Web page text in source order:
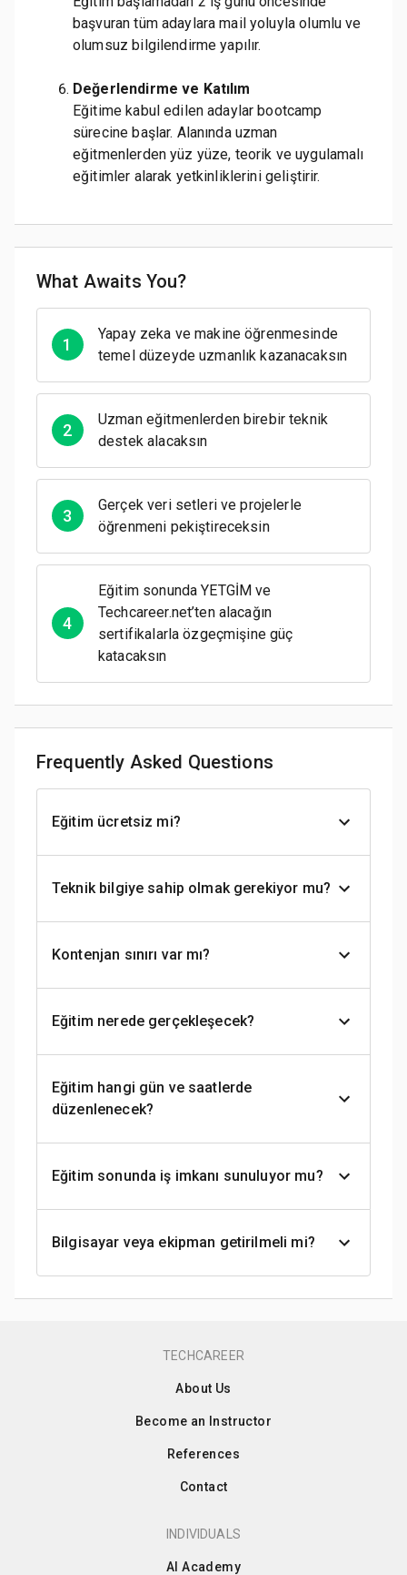
başvuran tüm adaylara mail yoluyla olumlu ve
olumsuz bilgilendirme yapılır.
Değerlendirme ve Katılım
Eğitime kabul edilen adaylar bootcamp
sürecine başlar. Alanında uzman
eğitmenlerden yüz yüze, teorik ve uygulamalı
eğitimler alarak yetkinliklerini geliştirir.
What Awaits You?
1
Yapay zeka ve makine öğrenmesinde
temel düzeyde uzmanlık kazanacaksın
2
Uzman eğitmenlerden birebir teknik
destek alacaksın
3
Gerçek veri setleri ve projelerle
öğrenmeni pekiştireceksin
4
Eğitim sonunda YETGİM ve
Techcareer.net’ten alacağın
sertifikalarla özgeçmişine güç
katacaksın
Frequently Asked Questions
Eğitim ücretsiz mi?
Teknik bilgiye sahip olmak gerekiyor mu?
Kontenjan sınırı var mı?
Eğitim nerede gerçekleşecek?
Eğitim hangi gün ve saatlerde
düzenlenecek?
Eğitim sonunda iş imkanı sunuluyor mu?
Bilgisayar veya ekipman getirilmeli mi?
TECHCAREER
About Us
Become an Instructor
References
Contact
INDIVIDUALS
AI Academy